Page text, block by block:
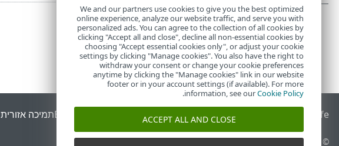
End of Life מאגר הידע של ESET הפורום של ESET ESET Status Portalתמיכה אזורית
© 1992 - 2025 ESET, spol. s r.o.‎ - כל הזכויות שמורות.
We and our partners use cookies to give you the best optimized
online experience, analyze our website traffic, and serve you with
personalized ads. You can agree to the collection of all cookies by
clicking "Accept all and close", decline all non-essential cookies by
choosing "Accept essential cookies only", or adjust your cookie
settings by clicking "Manage cookies". You also have the right to
withdraw your consent or change your cookie preferences
anytime by clicking the "Manage cookies" link in our website
footer or in your account settings (if available). For more
information, see ourCookie Policy
.
ACCEPT ALL AND CLOSE